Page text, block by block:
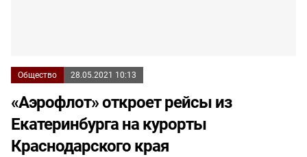
Общество 28.05.2021 10:13
«Аэрофлот» откроет рейсы из
Екатеринбурга на курорты
Краснодарского края